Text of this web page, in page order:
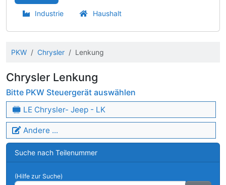
Industrie Haushalt
PKW Chrysler Lenkung
Chrysler Lenkung
Bitte PKW Steuergerät auswählen
LE Chrysler- Jeep - LK
Andere ...
Suche nach Teilenummer
(Hilfe zur Suche)